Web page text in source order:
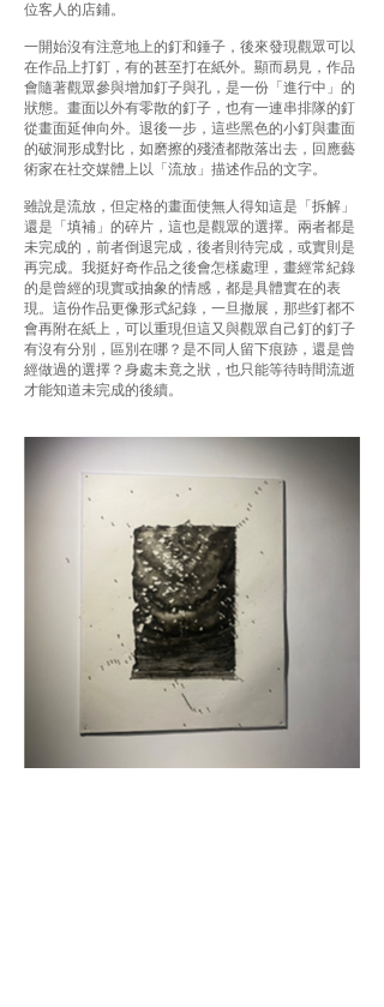
位客人的店鋪。
一開始沒有注意地上的釘和錘子，後來發現觀眾可以
在作品上打釘，有的甚至打在紙外。顯而易見，作品
會隨著觀眾參與增加釘子與孔，是一份「進行中」的
狀態。畫面以外有零散的釘子，也有一連串排隊的釘
從畫面延伸向外。退後一步，這些黑色的小釘與畫面
的破洞形成對比，如磨擦的殘渣都散落出去，回應藝
術家在社交媒體上以「流放」描述作品的文字。
雖說是流放，但定格的畫面使無人得知這是「拆解」
還是「填補」的碎片，這也是觀眾的選擇。兩者都是
未完成的，前者倒退完成，後者則待完成，或實則是
再完成。我挺好奇作品之後會怎樣處理，畫經常紀錄
的是曾經的現實或抽象的情感，都是具體實在的表
現。這份作品更像形式紀錄，一旦撤展，那些釘都不
會再附在紙上，可以重現但這又與觀眾自己釘的釘子
有沒有分別，區別在哪？是不同人留下痕跡，還是曾
經做過的選擇？身處未竟之狀，也只能等待時間流逝
才能知道未完成的後續。